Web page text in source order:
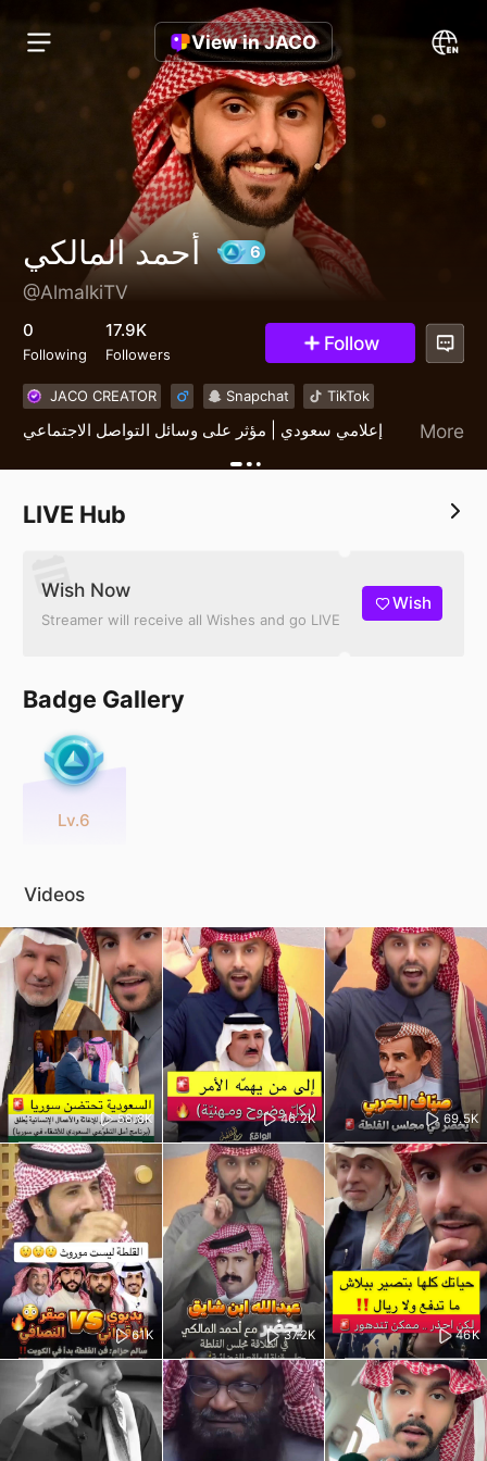
View in JACO
أحمد المالكي
@AlmalkiTV
0
Following
17.9K
Followers Follow
JACO CREATOR Snapchat TikTok
إعلامي سعودي | مؤثر على وسائل التواصل الاجتماعي More
LIVE Hub
Wish Now
Streamer will receive all Wishes and go LIVE
Wish
Badge Gallery
Lv.6
Videos
58.8K 46.2K 69.5K
61K 37.2K 46K